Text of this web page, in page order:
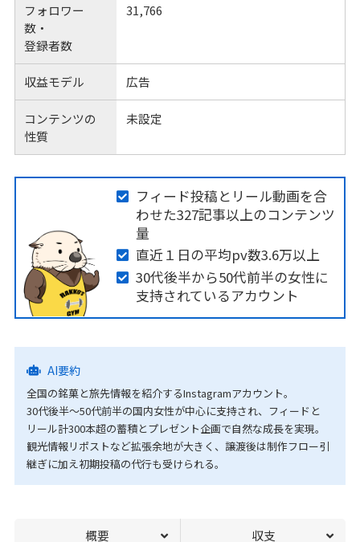
フォロワー
数・
登録者数
31,766
収益モデル 広告
コンテンツの
性質
未設定
フィード投稿とリール動画を合
わせた327記事以上のコンテンツ
量
直近１日の平均pv数3.6万以上
30代後半から50代前半の女性に
支持されているアカウント
AI要約
全国の銘菓と旅先情報を紹介するInstagramアカウント。
30代後半〜50代前半の国内女性が中心に支持され、フィードと
リール計300本超の蓄積とプレゼント企画で自然な成長を実現。
観光情報リポストなど拡張余地が大きく、譲渡後は制作フロー引
継ぎに加え初期投稿の代行も受けられる。
概要 収支